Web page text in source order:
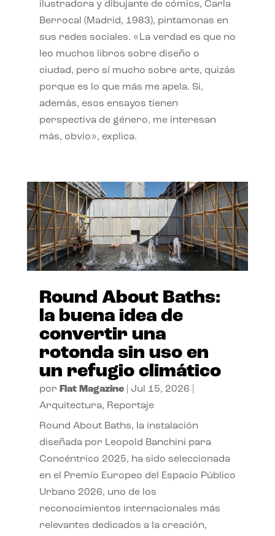
ilustradora y dibujante de cómics, Carla
Berrocal (Madrid, 1983), pintamonas en
sus redes sociales. «La verdad es que no
leo muchos libros sobre diseño o
ciudad, pero sí mucho sobre arte, quizás
porque es lo que más me apela. Si,
además, esos ensayos tienen
perspectiva de género, me interesan
más, obvio», explica.
Round About Baths:
la buena idea de
convertir una
rotonda sin uso en
un refugio climático
por Flat Magazine| Jul 15, 2026
Arquitectura, Reportaje
Round About Baths, la instalación
diseñada por Leopold Banchini para
Concéntrico 2025, ha sido seleccionada
en el Premio Europeo del Espacio Público
Urbano 2026, uno de los
reconocimientos internacionales más
relevantes dedicados a la creación,